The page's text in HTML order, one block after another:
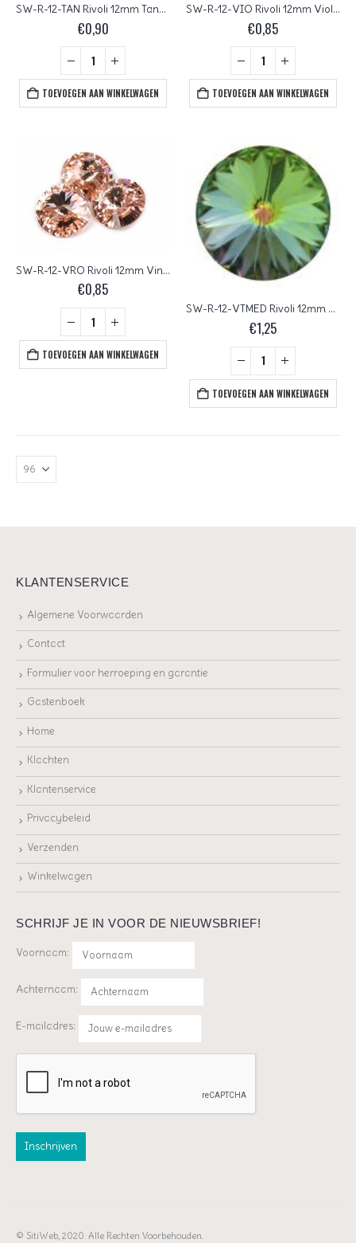
SW-R-12-TAN Rivoli 12mm Tanzanite
€0,90
TOEVOEGEN AAN WINKELWAGEN
SW-R-12-VIO Rivoli 12mm Violet
€0,85
TOEVOEGEN AAN WINKELWAGEN
SW-R-12-VRO Rivoli 12mm Vintage Rose
€0,85
TOEVOEGEN AAN WINKELWAGEN
SW-R-12-VTMED Rivoli 12mm Crystal Vitrail Medium Foiled
€1,25
TOEVOEGEN AAN WINKELWAGEN
KLANTENSERVICE
Algemene Voorwaarden
Contact
Formulier voor herroeping en garantie
Gastenboek
Home
Klachten
Klantenservice
Privacybeleid
Verzenden
Winkelwagen
SCHRIJF JE IN VOOR DE NIEUWSBRIEF!
Voornaam:
Achternaam:
E-mailadres:
© SitiWeb, 2020. Alle Rechten Voorbehouden.